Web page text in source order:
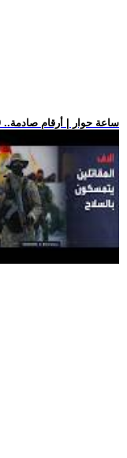
.. ساعة حوار | أرقام صادمة.. 230 ألف مقاتل في فصائل العراق ترفض